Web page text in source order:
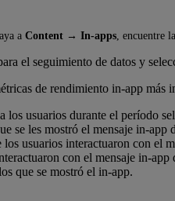
a Content → In-apps , encuentre
el seguimiento de datos y
de rendimiento in-app más
los usuarios durante el período
se les mostró el mensaje in-app
usuarios interactuaron con el
con el mensaje in-app
que se mostró el in-app.